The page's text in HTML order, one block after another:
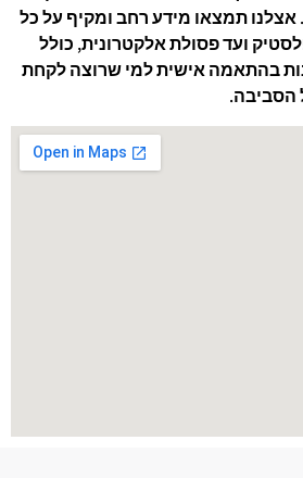
אצלנו תמצאו מידע רחב ומקיף על כל
ועד פסולת אלקטרונית, כולל
בהתאמה אישית למי שרוצה לקחת
הסביבה.